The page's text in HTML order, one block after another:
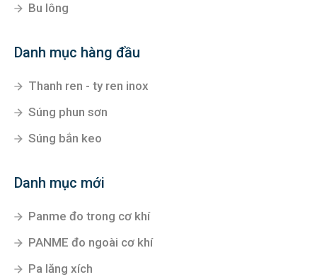
Bu lông
Danh mục hàng đầu
Thanh ren - ty ren inox
Súng phun sơn
Súng bắn keo
Danh mục mới
Panme đo trong cơ khí
PANME đo ngoài cơ khí
Pa lăng xích